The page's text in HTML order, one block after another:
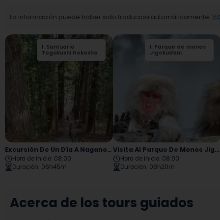
La información puede haber sido traducida automáticamente.
1. Santuario
Togakushi Hokosha
2 Santuario
Togakushi
Excursión De Un Día A Nagano Togakushi
Hora de inicio: 08:00
Duración: 06h45m
1. Parque de monos
Jigokudani
Visita Al Parque De Monos Jigokudani De La Ciudad De Nagano
Hora de inicio: 08:00
Duración: 08h20m
Acerca de los tours guiados